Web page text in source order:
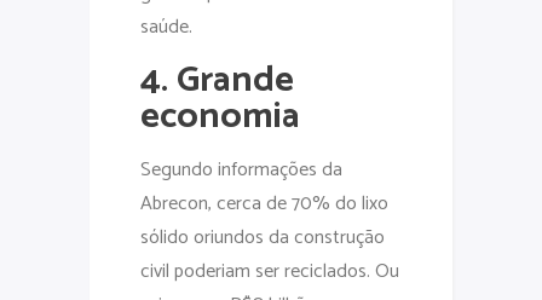
saúde.
4. Grande
economia
Segundo informações da
Abrecon, cerca de 70% do lixo
sólido oriundos da construção
civil poderiam ser reciclados. Ou